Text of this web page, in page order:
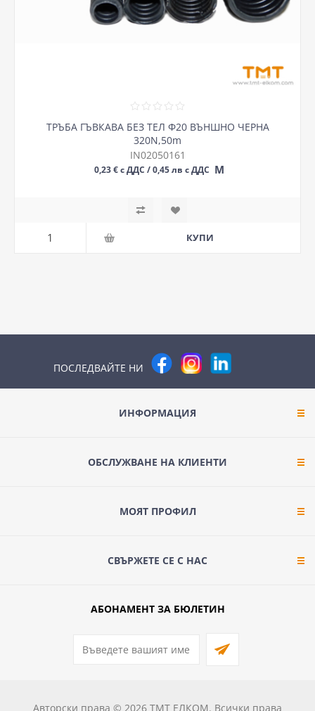
ТРЪБА ГЪВКАВА БЕЗ ТЕЛ Ф20 ВЪНШНО ЧЕРНА
320N,50m
IN02050161
0,23 € с ДДС / 0,45 лв с ДДС М
ПОСЛЕДВАЙТЕ НИ
ИНФОРМАЦИЯ
ОБСЛУЖВАНЕ НА КЛИЕНТИ
МОЯТ ПРОФИЛ
СВЪРЖЕТЕ СЕ С НАС
АБОНАМЕНТ ЗА БЮЛЕТИН
Авторски права © 2026 ТМТ ЕЛКОМ. Всички права